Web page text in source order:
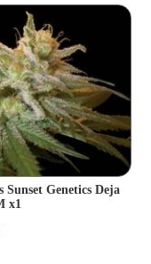
Sunset Genetics Deja
x1